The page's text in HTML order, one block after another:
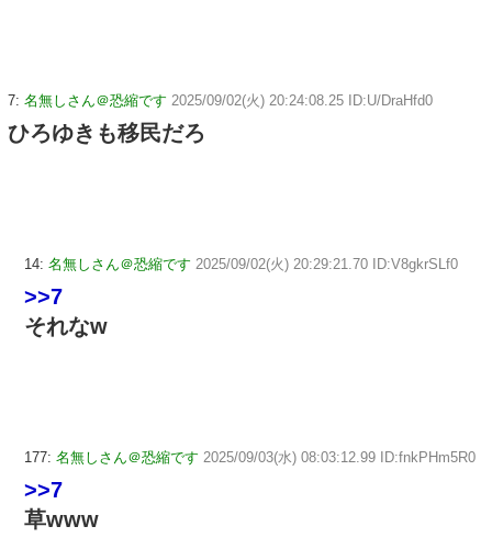
7: 名無しさん＠恐縮です 2025/09/02(火) 20:24:08.25 ID:U/DraHfd0
ひろゆきも移民だろ
14: 名無しさん＠恐縮です 2025/09/02(火) 20:29:21.70 ID:V8gkrSLf0
>>7
それなw
177: 名無しさん＠恐縮です 2025/09/03(水) 08:03:12.99 ID:fnkPHm5R0
>>7
草www